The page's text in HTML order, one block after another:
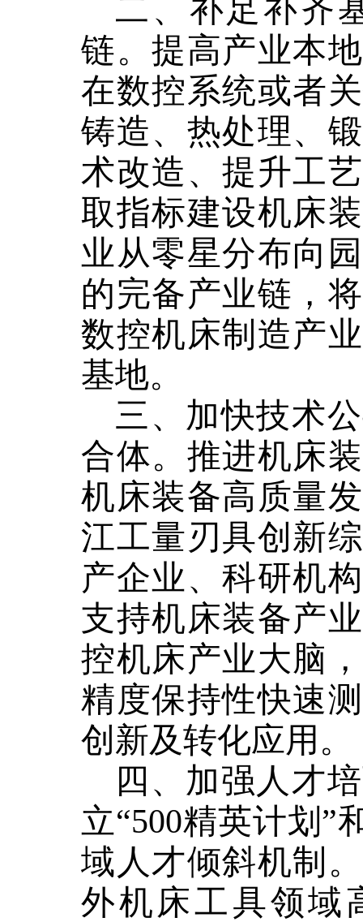
二、补足补齐
链。提高产业本
在数控系统或者
铸造、热处理、
术改造、提升工
取指标建设机床
业从零星分布向
的完备产业链，
数控机床制造产
基地。
三、加快技术
合体。 推进机床
机床装备高质量
江工量刃具创新
产企业、科研机
支持机床装备产
控机床产业大脑
精度保持性快速
创新及转化应用。
四、加强人才
立“500精英计划”
域人才倾斜机制
外机床工具领域